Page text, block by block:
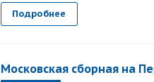
Подробнее
Московская сборная на